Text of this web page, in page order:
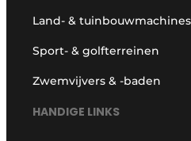
Land- & tuinbouwmachines
Sport- & golfterreinen
Zwemvijvers & -baden
HANDIGE LINKS